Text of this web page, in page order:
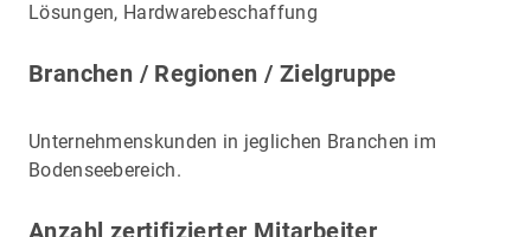
Lösungen, Hardwarebeschaffung
Branchen / Regionen / Zielgruppe
Unternehmenskunden in jeglichen Branchen im
Bodenseebereich.
Anzahl zertifizierter Mitarbeiter